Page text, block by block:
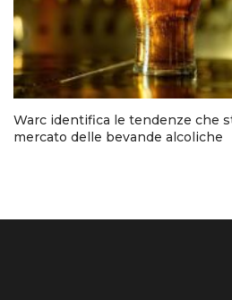
Warc identifica le tendenze che
mercato delle bevande alcoliche